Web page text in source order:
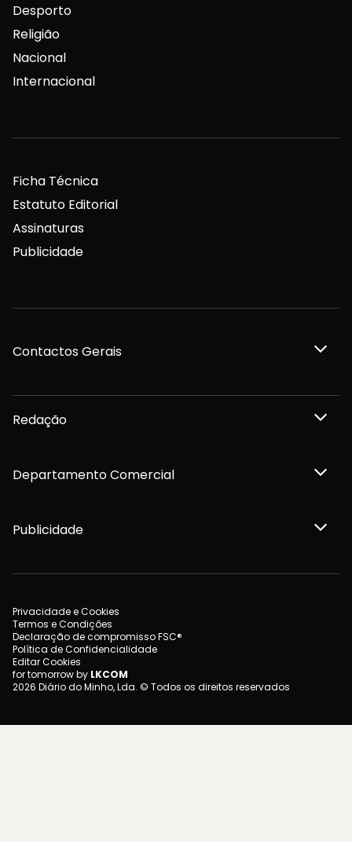
Desporto
Religião
Nacional
Internacional
Ficha Técnica
Estatuto Editorial
Assinaturas
Publicidade
Contactos Gerais
Redação
Departamento Comercial
Publicidade
Privacidade e Cookies
Termos e Condições
Declaração de compromisso FSC®
Política de Confidencialidade
Editar Cookies
for tomorrow by LKCOM
2026 Diário do Minho, Lda. © Todos os direitos reservados